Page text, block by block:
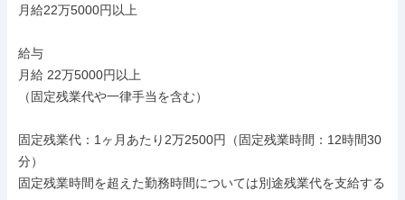
月給22万5000円以上
給与
月給 22万5000円以上
（固定残業代や一律手当を含む）
固定残業代：1ヶ月あたり2万2500円（固定残業時間：12時間30
分）
固定残業時間を超えた勤務時間については別途残業代を支給する